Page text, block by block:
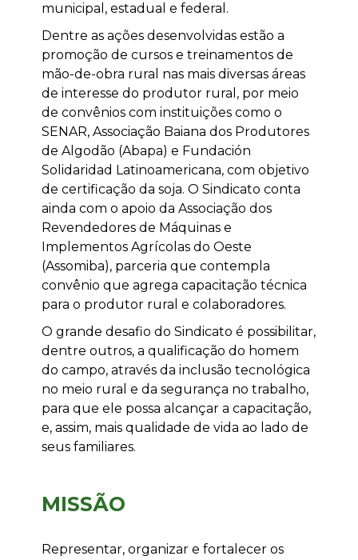
municipal, estadual e federal.
Dentre as ações desenvolvidas estão a
promoção de cursos e treinamentos de
mão-de-obra rural nas mais diversas áreas
de interesse do produtor rural, por meio
de convênios com instituições como o
SENAR, Associação Baiana dos Produtores
de Algodão (Abapa) e Fundación
Solidaridad Latinoamericana, com objetivo
de certificação da soja. O Sindicato conta
ainda com o apoio da Associação dos
Revendedores de Máquinas e
Implementos Agrícolas do Oeste
(Assomiba), parceria que contempla
convênio que agrega capacitação técnica
para o produtor rural e colaboradores.
O grande desafio do Sindicato é possibilitar,
dentre outros, a qualificação do homem
do campo, através da inclusão tecnológica
no meio rural e da segurança no trabalho,
para que ele possa alcançar a capacitação,
e, assim, mais qualidade de vida ao lado de
seus familiares.
MISSÃO
Representar, organizar e fortalecer os